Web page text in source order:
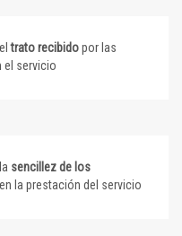
trato recibidopor las
el servicio
sencillez de los
en la prestación del servicio